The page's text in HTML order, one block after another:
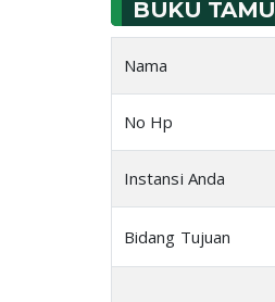
BUKU TAMU
Nama
No Hp
Instansi Anda
Bidang Tujuan